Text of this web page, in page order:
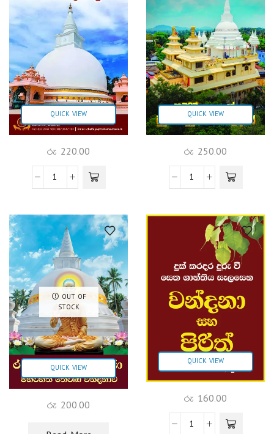
QUICK VIEW
රු 220.00
QUICK VIEW
රු 250.00
OUT OF
STOCK
QUICK VIEW
රු 200.00
QUICK VIEW
රු 160.00